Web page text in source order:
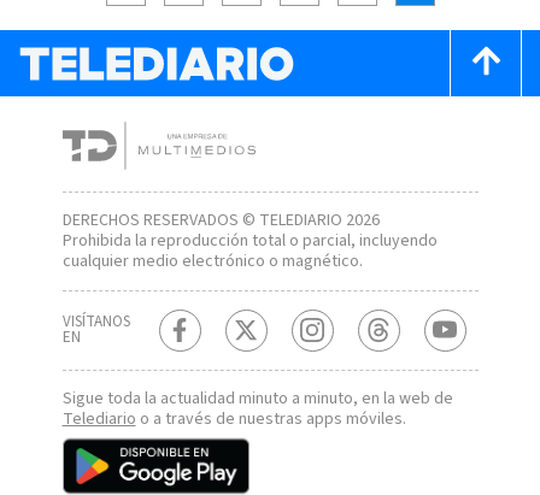
DERECHOS RESERVADOS © TELEDIARIO 2026
Prohibida la reproducción total o parcial, incluyendo
cualquier medio electrónico o magnético.
VISÍTANOS
EN
Sigue toda la actualidad minuto a minuto, en la web de
Telediario o a través de nuestras apps móviles.